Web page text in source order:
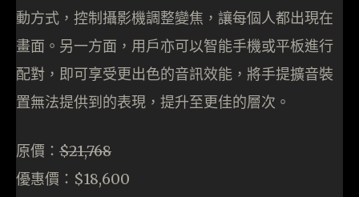
動方式，控制攝影機調整變焦，讓每個人都出現在
畫面。另一方面，用戶亦可以智能手機或平板進行
配對，即可享受更出色的音訊效能，將手提擴音裝
置無法提供到的表現，提升至更佳的層次。
原價： $21,768
優惠價：$18,600